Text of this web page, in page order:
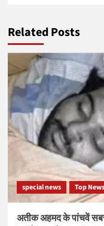
Related Posts
special news Top News
अतीक अहमद के पांचवें